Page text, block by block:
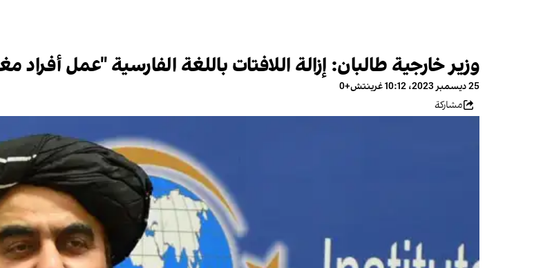
وزير خارجية طالبان: إزالة اللافتات باللغة الفارسية "عمل
25 ديسمبر 2023، 10:12 غرينتش+0
مشاركة